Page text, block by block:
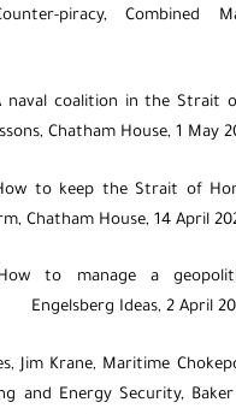
A naval coalition in the
Chatham House, 1
How to keep the Strait of
Chatham House, 14 April
How to manage a
Engelsberg Ideas, 2 April
Jim Krane, Maritime
and Energy Security,